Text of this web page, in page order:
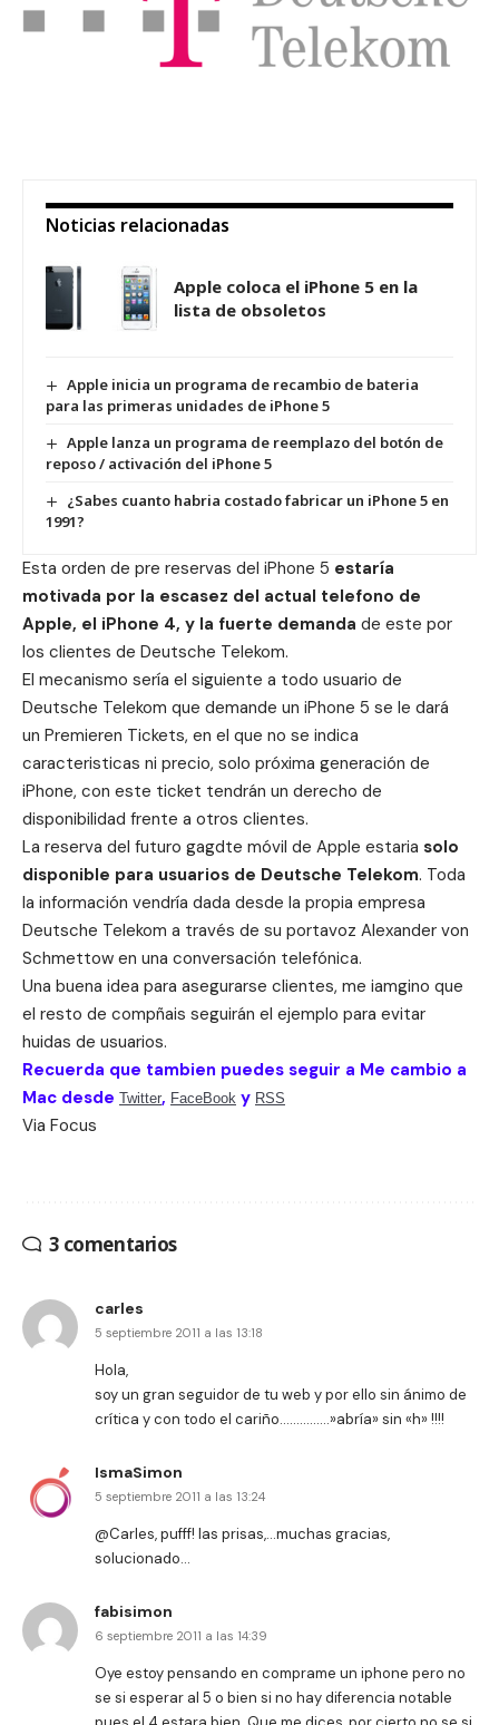
Noticias relacionadas
Apple coloca el iPhone 5 en la
lista de obsoletos
Apple inicia un programa de recambio de bateria
para las primeras unidades de iPhone 5
Apple lanza un programa de reemplazo del botón de
reposo / activación del iPhone 5
¿Sabes cuanto habria costado fabricar un iPhone 5 en
1991?
Esta orden de pre reservas del iPhone 5 estaría
motivada por la escasez del actual telefono de
Apple, el iPhone 4, y la fuerte demanda de este por
los clientes de Deutsche Telekom.
El mecanismo sería el siguiente a todo usuario de
Deutsche Telekom que demande un iPhone 5 se le dará
un Premieren Tickets, en el que no se indica
caracteristicas ni precio, solo próxima generación de
iPhone, con este ticket tendrán un derecho de
disponibilidad frente a otros clientes.
La reserva del futuro gagdte móvil de Apple estaria solo
disponible para usuarios de Deutsche Telekom. Toda
la información vendría dada desde la propia empresa
Deutsche Telekom a través de su portavoz Alexander von
Schmettow en una conversación telefónica.
Una buena idea para asegurarse clientes, me iamgino que
el resto de compñais seguirán el ejemplo para evitar
huidas de usuarios.
Recuerda que tambien puedes seguir a Me cambio a
Mac desde Twitter, FaceBook y RSS
Via Focus
3 comentarios
carles
5 septiembre 2011 a las 13:18
Hola,
soy un gran seguidor de tu web y por ello sin ánimo de
crítica y con todo el cariño……………»abría» sin «h» !!!!
IsmaSimon
5 septiembre 2011 a las 13:24
@Carles, pufff! las prisas,…muchas gracias,
solucionado…
fabisimon
6 septiembre 2011 a las 14:39
Oye estoy pensando en comprame un iphone pero no
se si esperar al 5 o bien si no hay diferencia notable